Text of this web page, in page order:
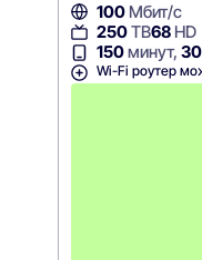
100Мбит/с
250ТВ68HD
150минут,
Wi-Fi роутер